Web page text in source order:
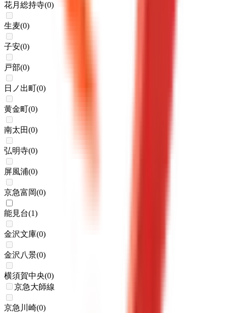
花月総持寺(0)
生麦(0)
子安(0)
戸部(0)
日ノ出町(0)
黄金町(0)
南太田(0)
弘明寺(0)
屏風浦(0)
京急富岡(0)
能見台(1)
金沢文庫(0)
金沢八景(0)
横須賀中央(0)
京急大師線
京急川崎(0)